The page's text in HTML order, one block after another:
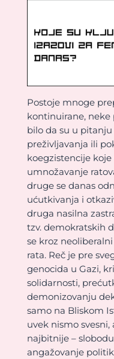
Postoje mnoge
kontinuirane, neke
bilo da su u
preživljavanja ili
koegzistencije koje
umnožavanje
druge se danas
ućutkivanja i
druga nasilna
tzv. demokratskih
se kroz
rata. Reč je pre
genocida u Gazi,
solidarnosti,
demonizovanju
samo na Bliskom
uvek nismo
najbitnije –
angažovanje